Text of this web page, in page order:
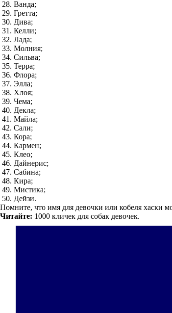
Ванда;
Гретта;
Дива;
Келли;
Лада;
Молния;
Сильва;
Терра;
Флора;
Элла;
Хлоя;
Чема;
Декла;
Майла;
Сали;
Кора;
Кармен;
Клео;
Дайнерис;
Сабина;
Кира;
Мистика;
Дейзи.
Помните, что имя для девочки или кобеля хаски
Читайте: 1000 кличек для собак девочек.